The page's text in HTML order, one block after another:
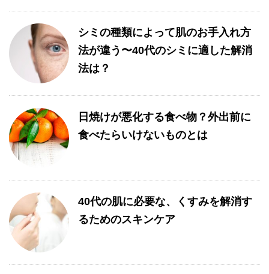
シミの種類によって肌のお手入れ方
法が違う〜40代のシミに適した解消
法は？
日焼けが悪化する食べ物？外出前に
食べたらいけないものとは
40代の肌に必要な、くすみを解消す
るためのスキンケア